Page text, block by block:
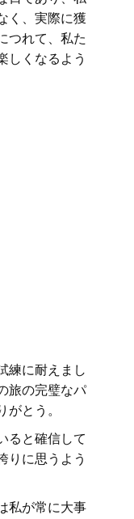
く、実際に獲
つれて、私た
しくなるよう
練に耐えまし
旅の完璧なパ
がとう。
ると確信して
りに思うよう
私が常に大事